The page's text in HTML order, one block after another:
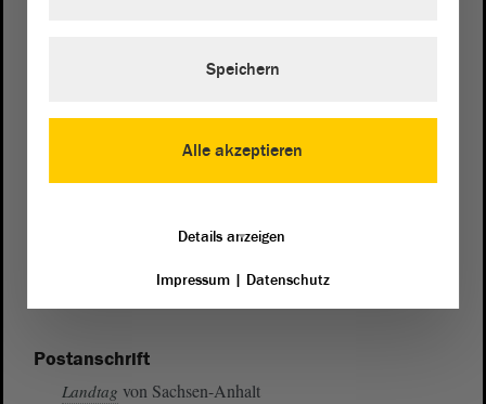
Postanschrift
Landtag von Sachsen-Anhalt
Alle akzeptieren
Speichern
Details anzeigen
Impressum| Datenschutz